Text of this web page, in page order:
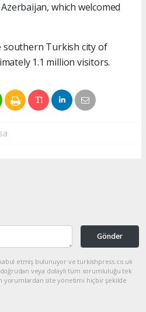
which welcomed
southern Turkish city of
1.1 million visitors.
Gönder
etmiş bulunuyor ve turkishpress.co.uk
veya dolaylı tüm sorumluluğu tek
yorumlardan site yönetimi hiçbir şekilde